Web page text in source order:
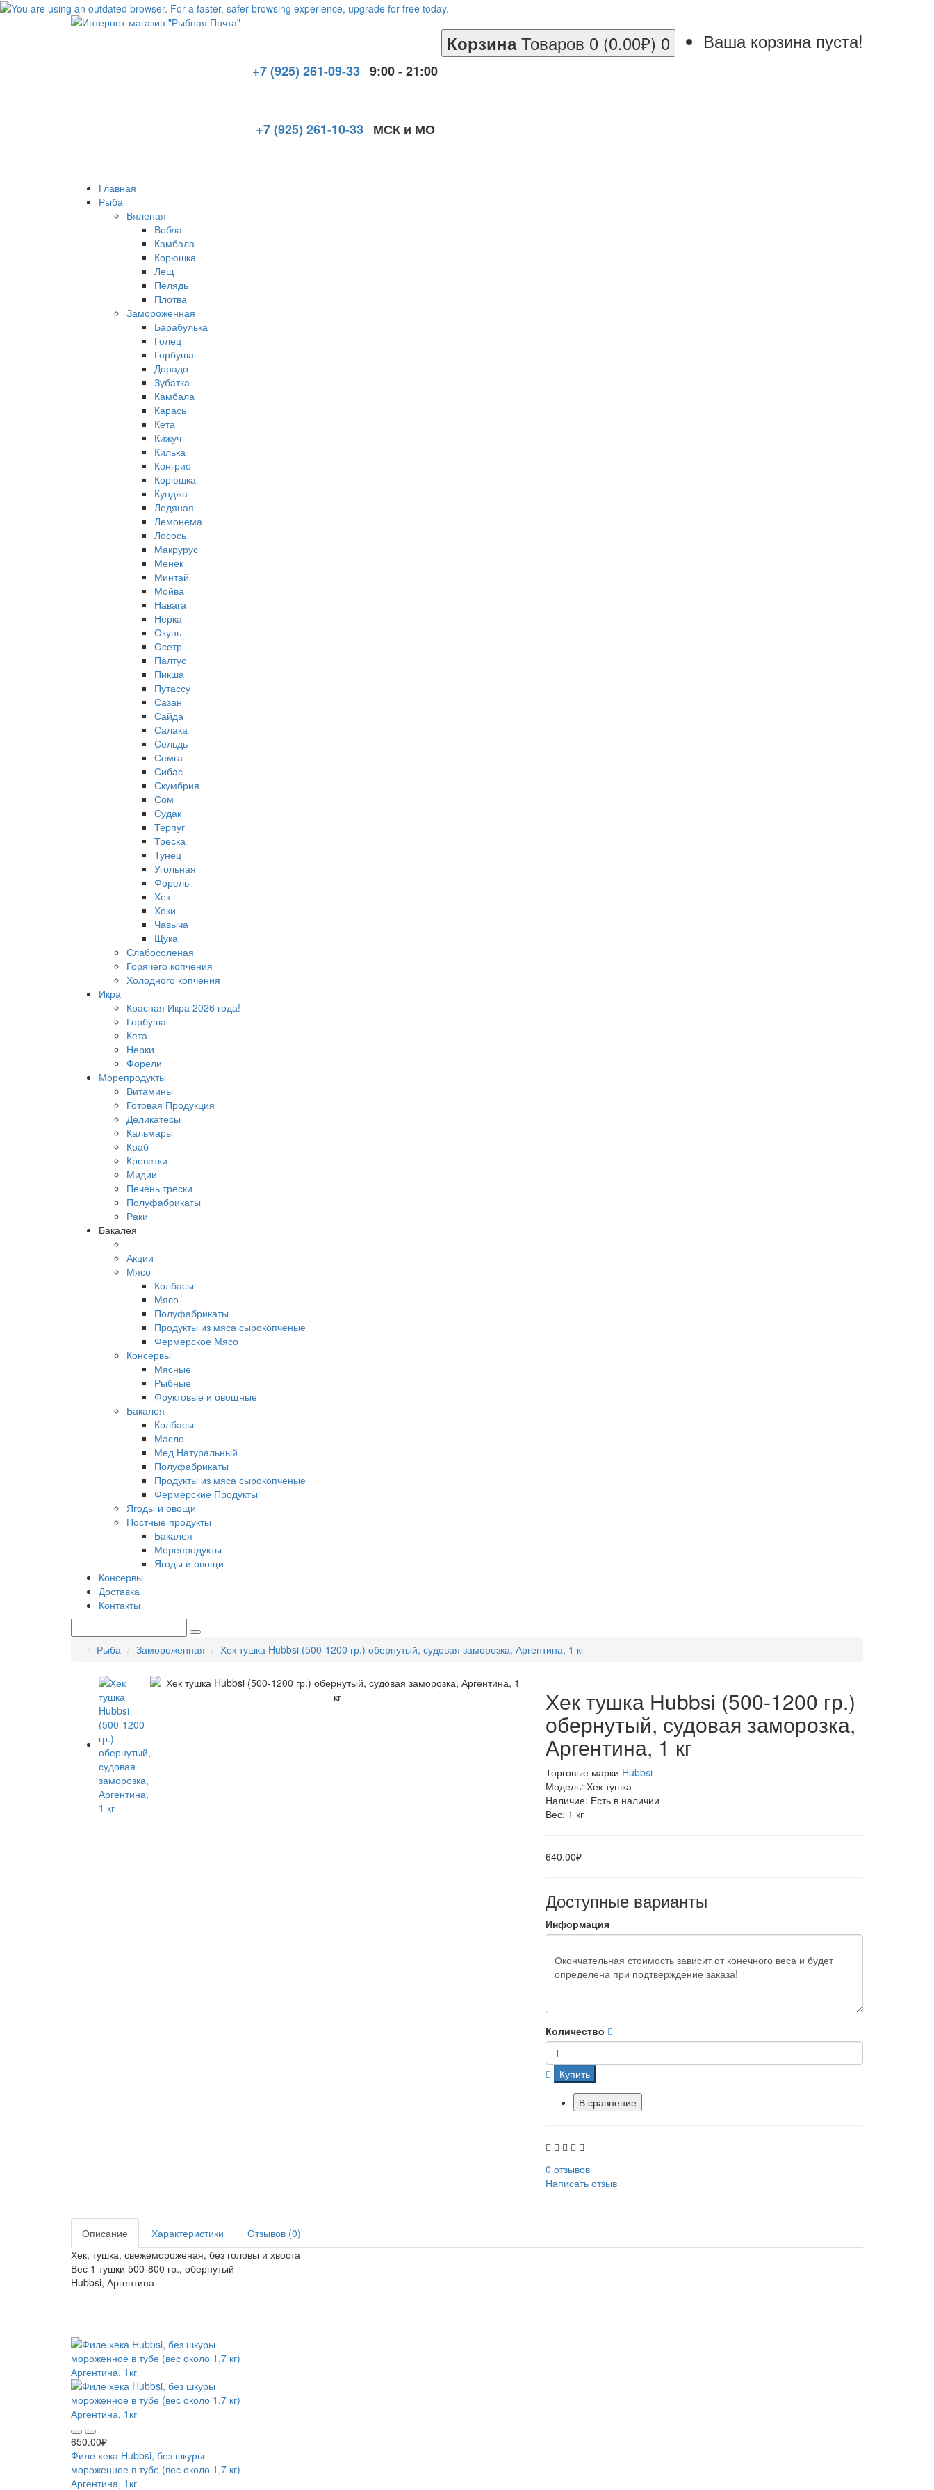
КорзинаТоваров 0 (0.00₽) 0 Ваша корзина пуста!
+7 (925) 261-09-33 9:00 - 21:00
+7 (925) 261-10-33 МСК и МО
Главная
Рыба
Вяленая
Вобла
Камбала
Корюшка
Лещ
Пелядь
Плотва
Замороженная
Барабулька
Голец
Горбуша
Дорадо
Зубатка
Камбала
Карась
Кета
Кижуч
Килька
Конгрио
Корюшка
Кунджа
Ледяная
Лемонема
Лосось
Макрурус
Менек
Минтай
Мойва
Навага
Нерка
Окунь
Осетр
Палтус
Пикша
Путассу
Сазан
Сайда
Салака
Сельдь
Семга
Сибас
Скумбрия
Сом
Судак
Терпуг
Треска
Тунец
Угольная
Форель
Хек
Хоки
Чавыча
Щука
Слабосоленая
Горячего копчения
Холодного копчения
Икра
Красная Икра 2026 года!
Горбуша
Кета
Нерки
Форели
Морепродукты
Витамины
Готовая Продукция
Деликатесы
Кальмары
Краб
Креветки
Мидии
Печень трески
Полуфабрикаты
Раки
Бакалея
Акции
Мясо
Колбасы
Мясо
Полуфабрикаты
Продукты из мяса сырокопченые
Фермерское Мясо
Консервы
Мясные
Рыбные
Фруктовые и овощные
Бакалея
Колбасы
Масло
Мед Натуральный
Полуфабрикаты
Продукты из мяса сырокопченые
Фермерские Продукты
Ягоды и овощи
Постные продукты
Бакалея
Морепродукты
Ягоды и овощи
Консервы
Доставка
Контакты
Рыба Замороженная Хек тушка Hubbsi (500-1200 гр.) обернутый, судовая заморозка, Аргентина, 1 кг
Хек тушка Hubbsi (500-1200 гр.)
обернутый, судовая заморозка,
Аргентина, 1 кг
Торговые марки Hubbsi
Модель: Хек тушка
Наличие: Есть в наличии
Вес: 1 кг
640.00₽
Доступные варианты
Информация
Количество
Купить
В сравнение
0 отзывов
Написать отзыв
Описание Характеристики
Отзывов (0)
Хек, тушка, свежемороженая, без головы и хвоста
Вес 1 тушки 500-800 гр., обернутый
Hubbsi, Аргентина
650.00₽
Филе хека Hubbsi, без шкуры
мороженное в тубе (вес около 1,7 кг)
Аргентина, 1кг